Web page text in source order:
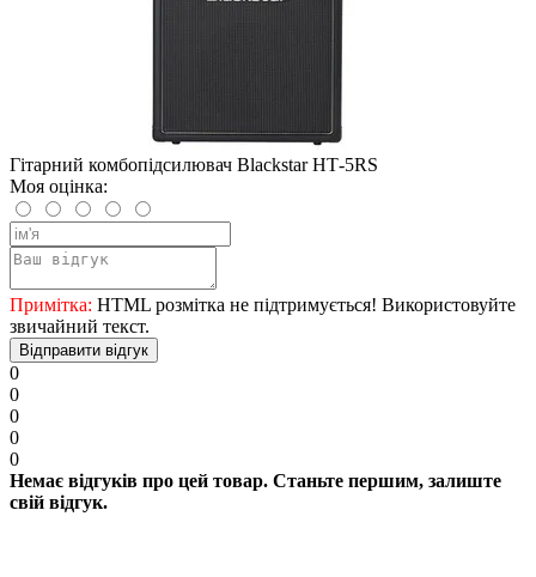
Гітарний комбопідсилювач Blackstar НТ-5RS
Моя оцінка:
Примітка: HTML розмітка не підтримується! Використовуйте
звичайний текст.
Відправити відгук
0
0
0
0
0
Немає відгуків про цей товар. Станьте першим, залиште
свій відгук.